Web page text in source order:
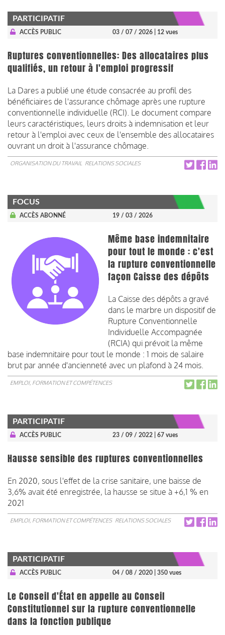
PARTICIPATIF
ACCÈS PUBLIC 03 / 07 / 2026 | 12 vues
Ruptures conventionnelles: Des allocataires plus
qualifiés, un retour à l'emploi progressif
La Dares a publié une étude consacrée au profil des
bénéficiaires de l'assurance chômage après une rupture
conventionnelle individuelle (RCI). Le document compare
leurs caractéristiques, leurs droits à indemnisation et leur
retour à l'emploi avec ceux de l'ensemble des allocataires
ouvrant un droit à l'assurance chômage.
ORGANISATION DU TRAVAIL RELATIONS SOCIALES
FOCUS
ACCÈS ABONNÉ 19 / 03 / 2026
Même base indemnitaire
pour tout le monde : c'est
la rupture conventionnelle
façon Caisse des dépôts
La Caisse des dépôts a gravé
dans le marbre un dispositif de
Rupture Conventionnelle
Individuelle Accompagnée
(RCIA) qui prévoit la même
base indemnitaire pour tout le monde : 1 mois de salaire
brut par année d'ancienneté avec un plafond à 24 mois.
EMPLOI, FORMATION ET COMPÉTENCES
PARTICIPATIF
ACCÈS PUBLIC 23 / 09 / 2022 | 67 vues
Hausse sensible des ruptures conventionnelles
En 2020, sous l'effet de la crise sanitaire, une baisse de
3,6% avait été enregistrée, la hausse se situe à +6,1 % en
2021
EMPLOI, FORMATION ET COMPÉTENCES RELATIONS SOCIALES
PARTICIPATIF
ACCÈS PUBLIC 04 / 08 / 2020 | 350 vues
Le Conseil d'État en appelle au Conseil
Constitutionnel sur la rupture conventionnelle
dans la fonction publique